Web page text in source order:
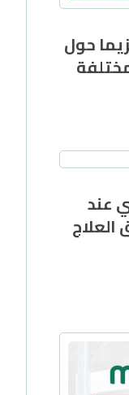
حول
عند
العلاج